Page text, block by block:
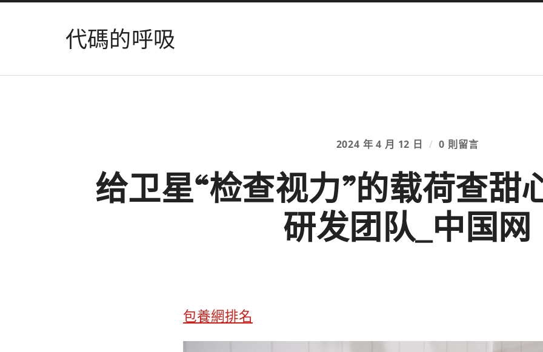
代碼的呼吸
2024 年 4 月 12 日 / 0 則留言
给卫星“检查视力”的载荷查甜
研发团队_中国网
包養網排名